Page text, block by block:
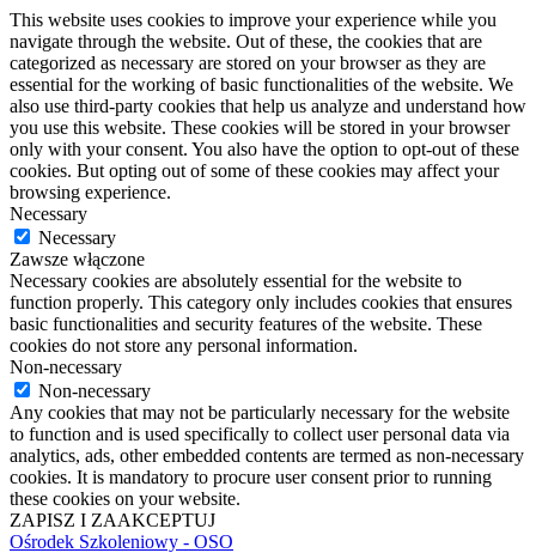
This website uses cookies to improve your experience while you
navigate through the website. Out of these, the cookies that are
categorized as necessary are stored on your browser as they are
essential for the working of basic functionalities of the website. We
also use third-party cookies that help us analyze and understand how
you use this website. These cookies will be stored in your browser
only with your consent. You also have the option to opt-out of these
cookies. But opting out of some of these cookies may affect your
browsing experience.
Necessary
Necessary
Zawsze włączone
Necessary cookies are absolutely essential for the website to
function properly. This category only includes cookies that ensures
basic functionalities and security features of the website. These
cookies do not store any personal information.
Non-necessary
Non-necessary
Any cookies that may not be particularly necessary for the website
to function and is used specifically to collect user personal data via
analytics, ads, other embedded contents are termed as non-necessary
cookies. It is mandatory to procure user consent prior to running
these cookies on your website.
ZAPISZ I ZAAKCEPTUJ
Ośrodek Szkoleniowy - OSO